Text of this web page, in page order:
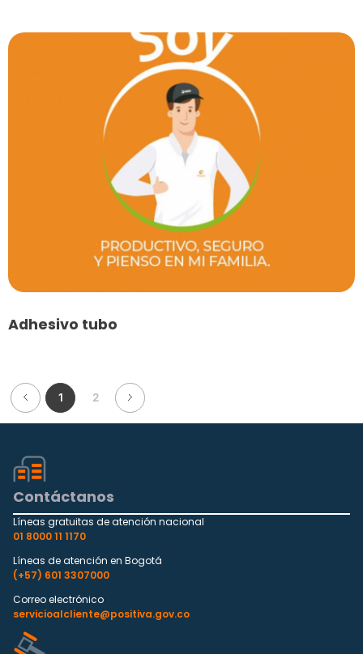
Adhesivo tubo
1 2
Contáctanos
Líneas gratuitas de atención nacional
01 8000 11 1170
Líneas de atención en Bogotá
(+57) 601 3307000
Correo electrónico
servicioalcliente@positiva.gov.co